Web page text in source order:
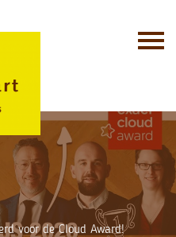
voor de Cloud Award!